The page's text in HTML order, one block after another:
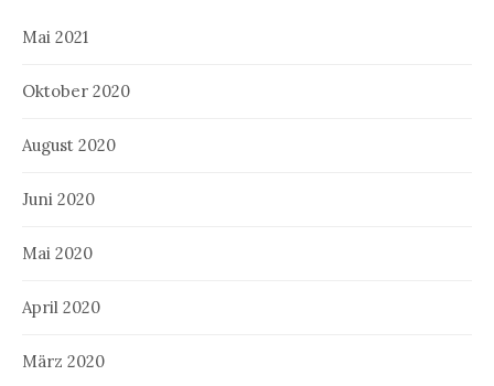
Mai 2021
Oktober 2020
August 2020
Juni 2020
Mai 2020
April 2020
März 2020